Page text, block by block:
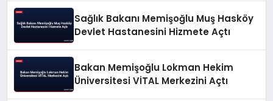
Sağlık Bakanı Memişoğlu Muş Hasköy
Devlet Hastanesini Hizmete Açtı
Bakan Memişoğlu Lokman Hekim
Üniversitesi VİTAL Merkezini Açtı